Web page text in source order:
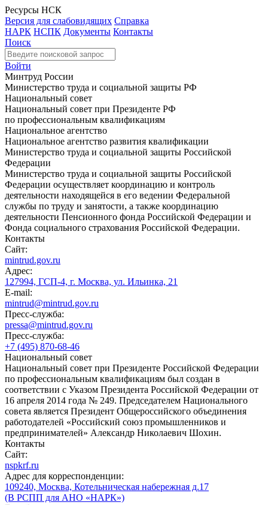
Ресурсы НСК
Версия для слабовидящих Справка
НАРК НСПК Документы Контакты
Поиск
Войти
Минтруд России
Министерство труда и социальной защиты РФ
Национальный совет
Национальный совет при Президенте РФ
по профессиональным квалификациям
Национальное агентство
Национальное агентство развития квалификации
Министерство труда и социальной защиты Российской
Федерации
Министерство труда и социальной защиты Российской
Федерации осуществляет координацию и контроль
деятельности находящейся в его ведении Федеральной
службы по труду и занятости, а также координацию
деятельности Пенсионного фонда Российской Федерации и
Фонда социального страхования Российской Федерации.
Контакты
Сайт:
mintrud.gov.ru
Адрес:
127994, ГСП-4, г. Москва, ул. Ильинка, 21
E-mail:
mintrud@mintrud.gov.ru
Пресс-служба:
pressa@mintrud.gov.ru
Пресс-служба:
+7 (495) 870-68-46
Национальный совет
Национальный совет при Президенте Российской Федерации
по профессиональным квалификациям был создан в
соответствии с Указом Президента Российской Федерации от
16 апреля 2014 года № 249. Председателем Национального
совета является Президент Общероссийского объединения
работодателей «Российский союз промышленников и
предпринимателей» Александр Николаевич Шохин.
Контакты
Сайт:
nspkrf.ru
Адрес для корреспонденции:
109240, Москва, Котельническая набережная д.17
(В РСПП для АНО «НАРК»)